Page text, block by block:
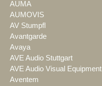
AUMA
AUMOVIS
AV Stumpfl
Avantgarde
Avaya
AVE Audio Stuttgart
AVE Audio Visual Equipment
Aventem